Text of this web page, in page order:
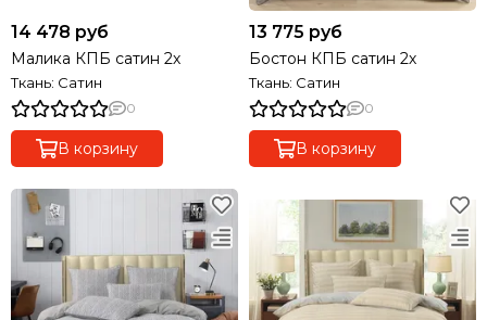
14 478 руб
Малика КПБ сатин 2х
Ткань: Сатин
0
В корзину
13 775 руб
Бостон КПБ сатин 2х
Ткань: Сатин
0
В корзину